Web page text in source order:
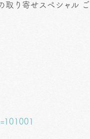
り寄せスペシャル ご